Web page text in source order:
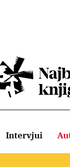
Intervjui